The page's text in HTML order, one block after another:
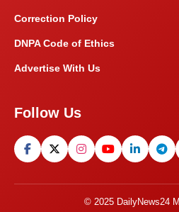
Correction Policy
DNPA Code of Ethics
Advertise With Us
Follow Us
© 2025 DailyNews24